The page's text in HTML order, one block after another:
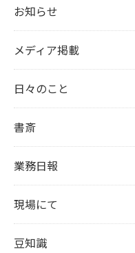
お知らせ
メディア掲載
日々のこと
書斎
業務日報
現場にて
豆知識